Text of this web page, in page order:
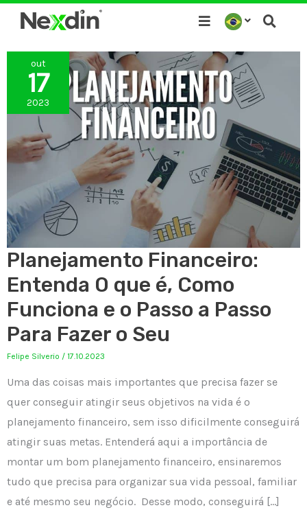
para
conteúdo
out
17
2023
Planejamento Financeiro:
Entenda O que é, Como
Funciona e o Passo a Passo
Para Fazer o Seu
Felipe Silverio / 17.10.2023
Uma das coisas mais importantes que precisa fazer se
quer conseguir atingir seus objetivos na vida é o
planejamento financeiro, sem isso dificilmente conseguirá
atingir suas metas. Entenderá aqui a importância de
montar um bom planejamento financeiro, ensinaremos
tudo que precisa para organizar sua vida pessoal, familiar
e até mesmo seu negócio. Desse modo, conseguirá […]